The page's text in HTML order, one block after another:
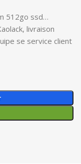
512go ssd…
livraison
se service client